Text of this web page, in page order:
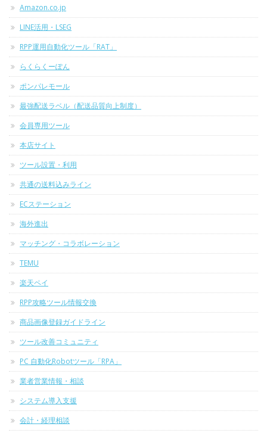
Amazon.co.jp
LINE活用・LSEG
RPP運用自動化ツール「RAT」
らくらくーぽん
ポンパレモール
最強配送ラベル（配送品質向上制度）
会員専用ツール
本店サイト
ツール設置・利用
共通の送料込みライン
ECステーション
海外進出
マッチング・コラボレーション
TEMU
楽天ペイ
RPP攻略ツール情報交換
商品画像登録ガイドライン
ツール改善コミュニティ
PC 自動化Robotツール「RPA」
業者営業情報・相談
システム導入支援
会計・経理相談